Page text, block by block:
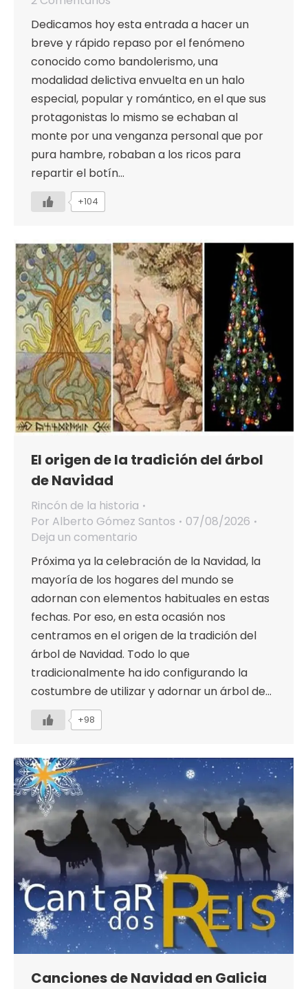
Dedicamos hoy esta entrada a hacer un
breve y rápido repaso por el fenómeno
conocido como bandolerismo, una
modalidad delictiva envuelta en un halo
especial, popular y romántico, en el que sus
protagonistas lo mismo se echaban al
monte por una venganza personal que por
pura hambre, robaban a los ricos para
repartir el botín…
+104
El origen de la tradición del árbol
de Navidad
Rincón de la historia
Por Alberto Gómez Santos
07/08/2026
Deja un comentario
Próxima ya la celebración de la Navidad, la
mayoría de los hogares del mundo se
adornan con elementos habituales en estas
fechas. Por eso, en esta ocasión nos
centramos en el origen de la tradición del
árbol de Navidad. Todo lo que
tradicionalmente ha ido configurando la
costumbre de utilizar y adornar un árbol de…
+98
Canciones de Navidad en Galicia